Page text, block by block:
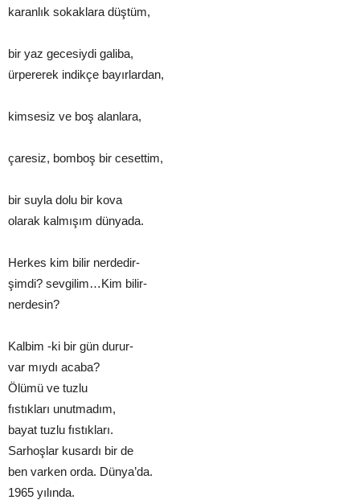
karanlık sokaklara düştüm,
bir yaz gecesiydi galiba,
ürpererek indikçe bayırlardan,
kimsesiz ve boş alanlara,
çaresiz, bomboş bir cesettim,
bir suyla dolu bir kova
olarak kalmışım dünyada.
Herkes kim bilir nerdedir-
şimdi? sevgilim…Kim bilir-
nerdesin?
Kalbim -ki bir gün durur-
var mıydı acaba?
Ölümü ve tuzlu
fıstıkları unutmadım,
bayat tuzlu fıstıkları.
Sarhoşlar kusardı bir de
ben varken orda. Dünya’da.
1965 yılında.